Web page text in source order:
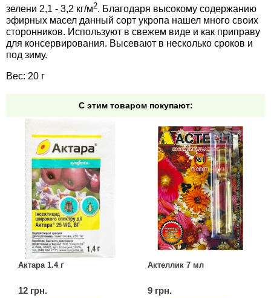
зелени 2,1 - 3,2 кг/м2. Благодаря высокому содержанию
эфирных масел данный сорт укропа нашел много своих
сторонников. Используют в свежем виде и как приправу
для консервирования. Высевают в несколько сроков и
под зиму.
Вес: 20 г
С этим товаром покупают:
Актара 1.4 г
12 грн.
Актеллик 7 мл
9 грн.
Семена табака
Семена томатов
Семена укропа
Семена фасоли
Семена цветов
Семена шпината
Семена щавеля
Средства защиты от моли
Средства защиты от капустницы
Средства защиты от кротов
Средства защиты от грызунов
Препараты для септиков, выгребных ям и
дачных туалетов, биодеструкторы
Хозяйственные товары
Средства защиты растений
Лидеры продаж